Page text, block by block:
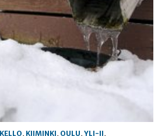
KELLO, KIIMINKI, OULU, YLI-II,